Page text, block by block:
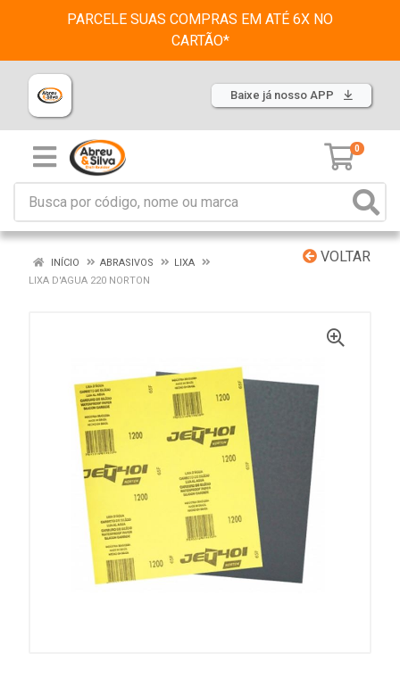
PARCELE SUAS COMPRAS EM ATÉ 6X NO
CARTÃO*
Baixe já nosso APP
0
VOLTAR
INÍCIO ABRASIVOS
LIXA
LIXA D'AGUA 220 NORTON